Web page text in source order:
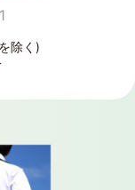
除く)